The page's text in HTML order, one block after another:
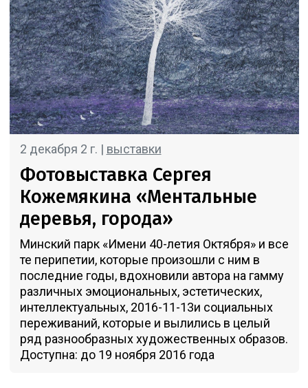
2 декабря 2 г. | выставки
Фотовыставка Сергея
Кожемякина «Ментальные
деревья, города»
Минский парк «Имени 40-летия Октября» и все
те перипетии, которые произошли с ним в
последние годы, вдохновили автора на гамму
различных эмоциональных, эстетических,
интеллектуальных, 2016-11-13и социальных
переживаний, которые и вылились в целый
ряд разнообразных художественных образов.
Доступна: до 19 ноября 2016 года